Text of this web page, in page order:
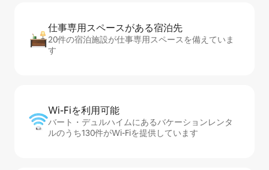
仕事専用ス⁠ペ⁠ー⁠スがあ⁠る宿⁠泊⁠先
20件の宿泊施設が仕事専用スペースを備えていま
す
Wi-Fiを利⁠用⁠可⁠能
バート・デュルハイムにあるバケーションレンタ
ルのうち130件がWi-Fiを提供しています